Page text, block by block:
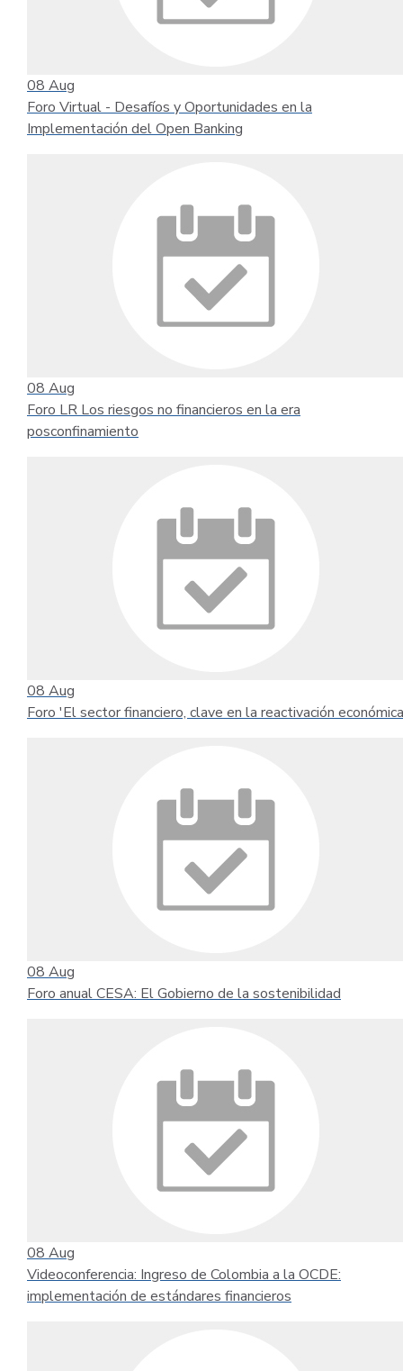
08 Aug
Foro Virtual - Desafíos y Oportunidades en la
Implementación del Open Banking
08 Aug
Foro LR Los riesgos no financieros en la era
posconfinamiento
08 Aug
Foro 'El sector financiero, clave en la reactivación
08 Aug
Foro anual CESA: El Gobierno de la sostenibilidad
08 Aug
Videoconferencia: Ingreso de Colombia a la OCDE:
implementación de estándares financieros